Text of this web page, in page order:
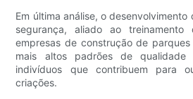
Em última análise, o
segurança, aliado ao treinamento
empresas de construção de
mais altos padrões de
indivíduos que contribuem para
criações.